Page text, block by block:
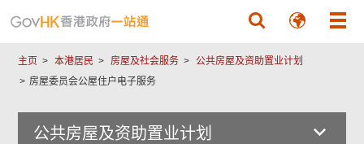
主页 本港居民 房屋及社会服务
公共房屋及资助置业计划
房屋委员会公屋住户电子服务
公共房屋及资助置业计划